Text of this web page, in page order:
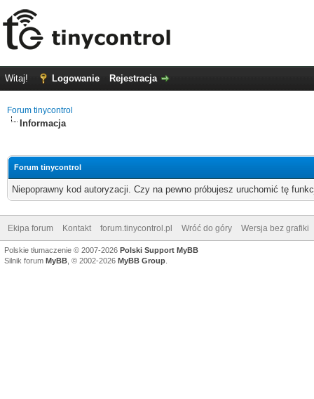
Witaj! Logowanie Rejestracja
Forum tinycontrol
Informacja
Forum tinycontrol
Niepoprawny kod autoryzacji. Czy na pewno próbujesz uruchomić tę
Ekipa forum Kontakt forum.tinycontrol.pl Wróć do góry Wersja bez grafiki
Polskie tłumaczenie © 2007-2026 Polski Support MyBB
Silnik forum MyBB , © 2002-2026 MyBB Group